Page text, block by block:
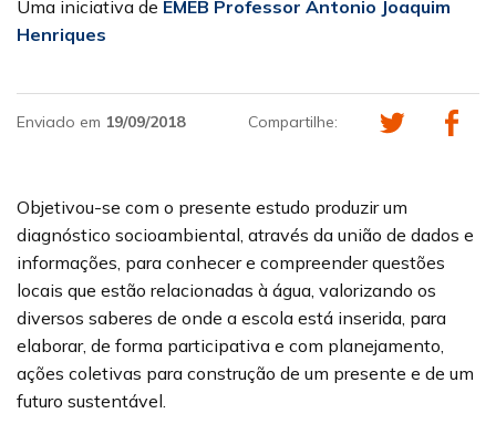
Uma iniciativa de EMEB Professor Antonio Joaquim
Henriques
Enviado em 19/09/2018 Compartilhe:
Objetivou-se com o presente estudo produzir um
diagnóstico socioambiental, através da união de dados e
informações, para conhecer e compreender questões
locais que estão relacionadas à água, valorizando os
diversos saberes de onde a escola está inserida, para
elaborar, de forma participativa e com planejamento,
ações coletivas para construção de um presente e de um
futuro sustentável.